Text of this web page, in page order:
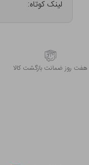
لینک کوتاه:
هفت روز ضمانت بازگشت کالا